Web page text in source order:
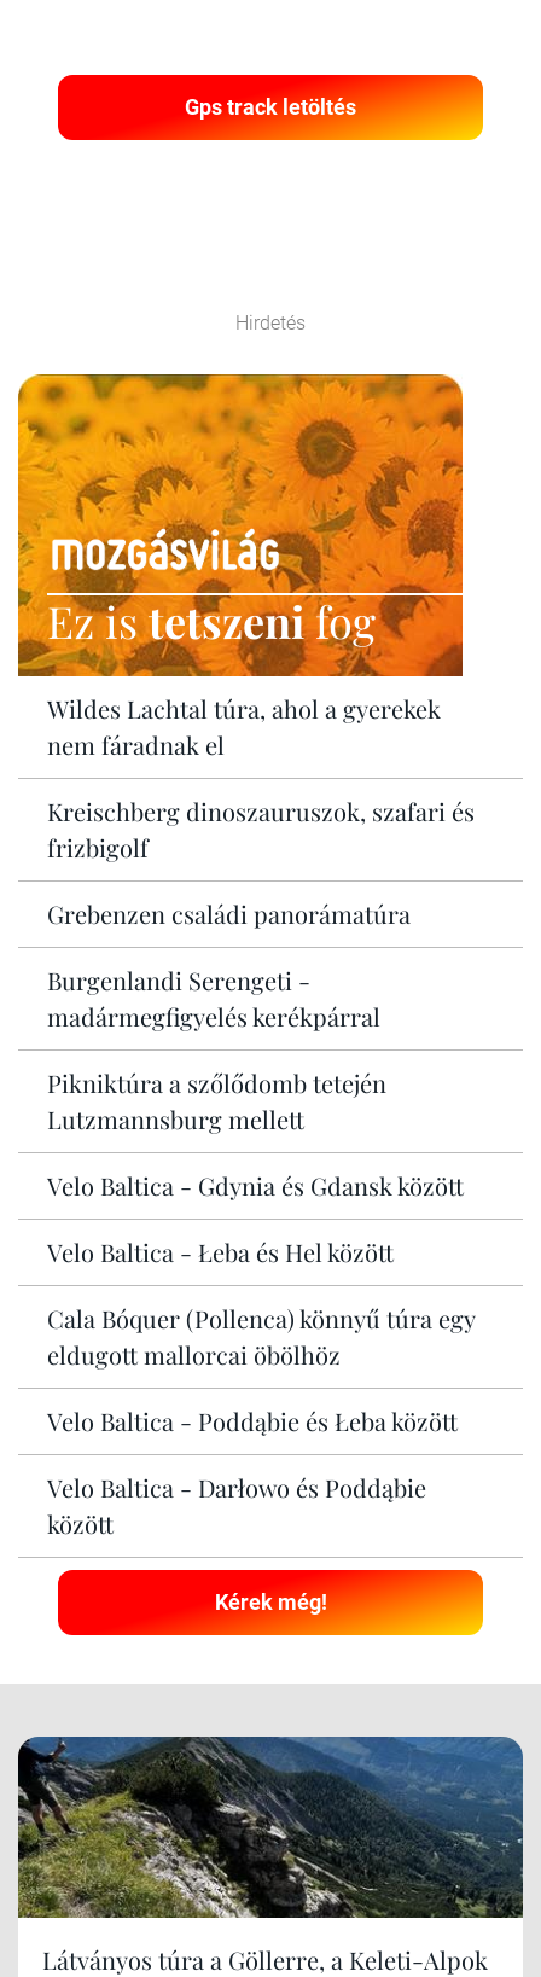
Gps track letöltés
Hirdetés
Ez istetszenifog
Wildes Lachtal túra, ahol a gyerekek
nem fáradnak el
Kreischberg dinoszauruszok, szafari és
frizbigolf
Grebenzen családi panorámatúra
Burgenlandi Serengeti -
madármegfigyelés kerékpárral
Pikniktúra a szőlődomb tetején
Lutzmannsburg mellett
Velo Baltica - Gdynia és Gdansk között
Velo Baltica - Łeba és Hel között
Cala Bóquer (Pollenca) könnyű túra egy
eldugott mallorcai öbölhöz
Velo Baltica - Poddąbie és Łeba között
Velo Baltica - Darłowo és Poddąbie
között
Kérek még!
Látványos túra a Göllerre, a Keleti-Alpok